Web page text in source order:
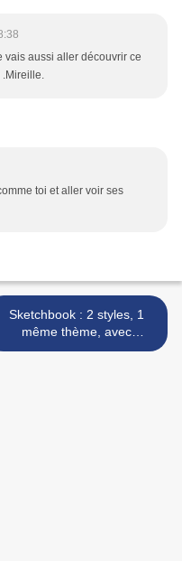
vais aussi aller découvrir ce
.Mireille.
toi et aller voir ses
Sketchbook : 2 styles, 1
même thème, avec
calque et broderie